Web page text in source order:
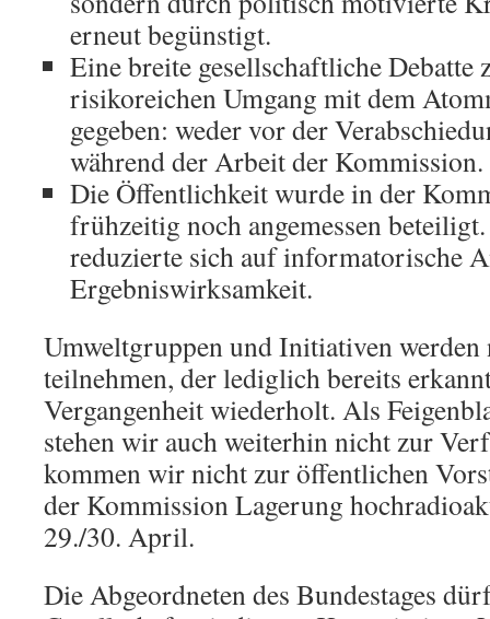
erneut begünstigt.
Eine breite gesellschaftliche Debatte
risikoreichen Umgang mit dem
gegeben: weder vor der
während der Arbeit der Kommission.
Die Öffentlichkeit wurde in der
frühzeitig noch angemessen
reduzierte sich auf informatorische
Ergebniswirksamkeit.
Umweltgruppen und Initiativen werden
teilnehmen, der lediglich bereits
Vergangenheit wiederholt. Als
stehen wir auch weiterhin nicht zur
kommen wir nicht zur öffentlichen
der Kommission Lagerung
29./30. April.
Die Abgeordneten des Bundestages